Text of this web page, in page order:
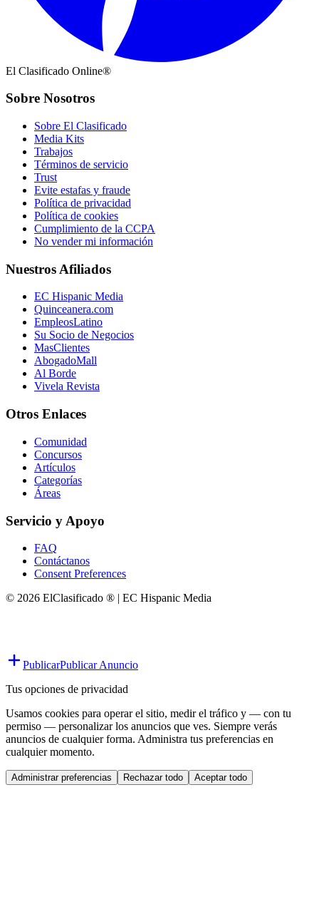
El Clasificado Online®
Sobre Nosotros
Sobre El Clasificado
Media Kits
Trabajos
Términos de servicio
Trust
Evite estafas y fraude
Política de privacidad
Política de cookies
Cumplimiento de la CCPA
No vender mi información
Nuestros Afiliados
EC Hispanic Media
Quinceanera.com
EmpleosLatino
Su Socio de Negocios
MasClientes
AbogadoMall
Al Borde
Vivela Revista
Otros Enlaces
Comunidad
Concursos
Artículos
Categorías
Áreas
Servicio y Apoyo
FAQ
Contáctanos
Consent Preferences
© 2026 ElClasificado ® | EC Hispanic Media
PublicarPublicar Anuncio
Tus opciones de privacidad
Usamos cookies para operar el sitio, medir el tráfico y — con tu
permiso — personalizar los anuncios que ves. Siempre verás
anuncios de cualquier forma. Administra tus preferencias en
cualquier momento.
Administrar preferencias Rechazar todo Aceptar todo